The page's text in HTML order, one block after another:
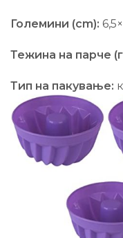
Големини (cm):
Тежина на парче
Тип на пакување: